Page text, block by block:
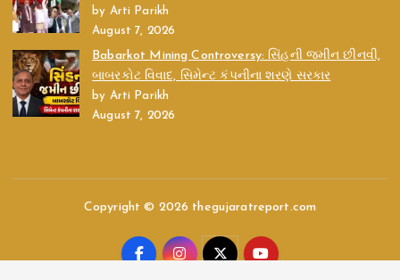
by Arti Parikh
August 7, 2026
Babarkot Mining Controversy: સિંહની જમીન છીનવી,
બાબરકોટ વિવાદ, સિમેન્ટ કંપનીના શરણે સરકાર
by Arti Parikh
August 7, 2026
Copyright © 2026 thegujaratreport.com